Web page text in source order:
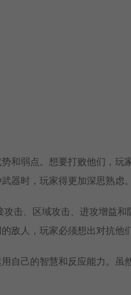
和弱点。想要打败他们，玩
器时，玩家得更加深思熟虑。
击、区域攻击、进攻增益
敌人，玩家必须想出对抗他
自己的智慧和反应能力。虽